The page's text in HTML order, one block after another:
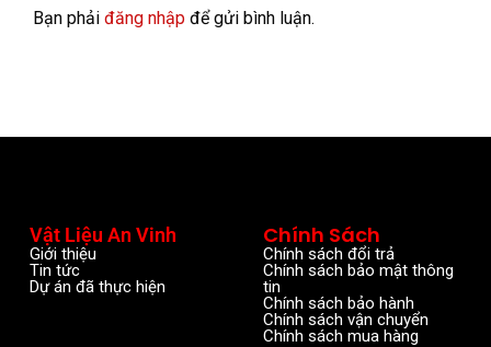
Bạn phải đăng nhập để gửi bình luận.
Vật Liệu An Vinh
Giới thiệu
Tin tức
Dự án đã thực hiện
Chính Sách
Chính sách đổi trả
Chính sách bảo mật thông
tin
Chính sách bảo hành
Chính sách vận chuyển
Chính sách mua hàng